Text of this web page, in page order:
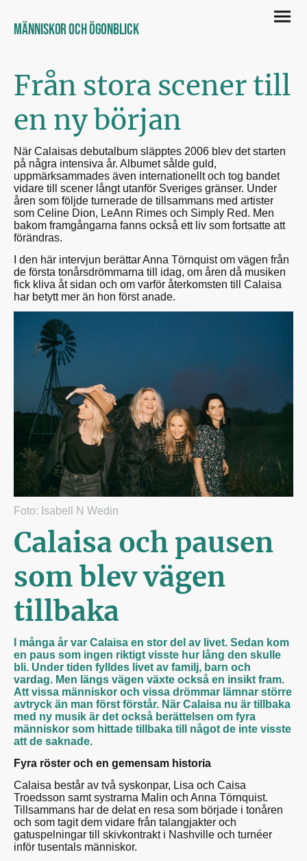
Människor och ögonblick
Från stora scener till
en ny början
När Calaisas debutalbum släpptes 2006 blev det starten
på några intensiva år. Albumet sålde guld,
uppmärksammades även internationellt och tog bandet
vidare till scener långt utanför Sveriges gränser. Under
åren som följde turnerade de tillsammans med artister
som Celine Dion, LeAnn Rimes och Simply Red. Men
bakom framgångarna fanns också ett liv som fortsatte att
förändras.
I den här intervjun berättar Anna Törnquist om vägen från
de första tonårsdrömmarna till idag, om åren då musiken
fick kliva åt sidan och om varför återkomsten till Calaisa
har betytt mer än hon först anade.
Foto: Isabell N Wedin
Calaisa och pausen
som blev vägen
tillbaka
I många år var Calaisa en stor del av livet. Sedan kom
en paus som ingen riktigt visste hur lång den skulle
bli. Under tiden fylldes livet av familj, barn och
vardag. Men längs vägen växte också en insikt fram.
Att vissa människor och vissa drömmar lämnar större
avtryck än man först förstår. När Calaisa nu är tillbaka
med ny musik är det också berättelsen om fyra
människor som hittade tillbaka till något de inte visste
att de saknade.
Fyra röster och en gemensam historia
Calaisa består av två syskonpar, Lisa och Caisa
Troedsson samt systrarna Malin och Anna Törnquist.
Tillsammans har de delat en resa som började i tonåren
och som tagit dem vidare från talangjakter och
gatuspelningar till skivkontrakt i Nashville och turnéer
inför tusentals människor.